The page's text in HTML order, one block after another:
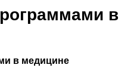
в
в медицине